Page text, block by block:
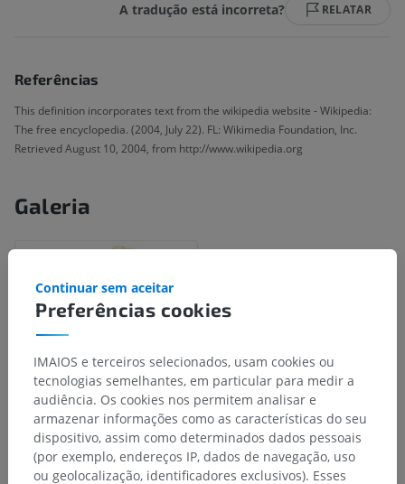
A tradução está incorreta? RELATAR
Referências
This definition incorporates text from the wikipedia website - Wikipedia:
The free encyclopedia. (2004, July 22). FL: Wikimedia Foundation, Inc.
Retrieved August 10, 2004, from http://www.wikipedia.org
Galeria
Hierarquia anatômica
Preferências cookies
Continuar sem aceitar
IMAIOS e terceiros selecionados, usam cookies ou
tecnologias semelhantes, em particular para medir a
audiência. Os cookies nos permitem analisar e
armazenar informações como as características do seu
dispositivo, assim como determinados dados pessoais
(por exemplo, endereços IP, dados de navegação, uso
ou geolocalização, identificadores exclusivos). Esses